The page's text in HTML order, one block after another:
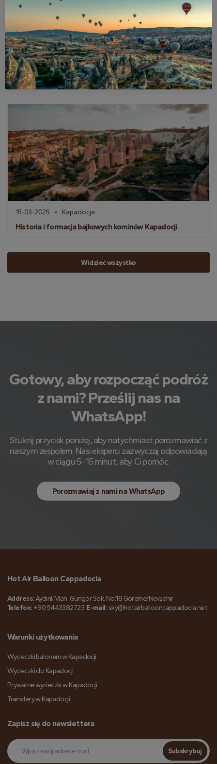
Popularne artykuły o
Kapadocji
15-03-2025 Kapadocja
Historia i formacja bajkowych kominów Kapadocji
Widzieć wszystko
Gotowy, aby rozpocząć podróż
z nami? Prześlij nas na
WhatsApp!
Stuknij przycisk poniżej, aby natychmiast porozmawiać z
naszym zespołem. Nasi eksperci zazwyczaj odpowiadają
w ciągu 5–15 minut, aby Ci pomóc.
Porozmawiaj z nami na WhatsApp
Hot Air Balloon Cappadocia
Address:Aydınlı Mah. Güngör Sok. No:18 Göreme/Nevşehir
Telefon: +90 5443382723 E-mail: sky@hotairballooncappadocia.net
Warunki użytkowania
Wycieczki balonem w Kapadocji
Wycieczki do Kapadocji
Prywatne wycieczki w Kapadocji
Transfery w Kapadocji
Zapisz się do newslettera
Subskrybuj